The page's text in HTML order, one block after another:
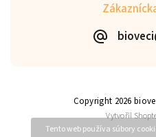
Tento web používa súbory
Copyright 2026
Vytvořil